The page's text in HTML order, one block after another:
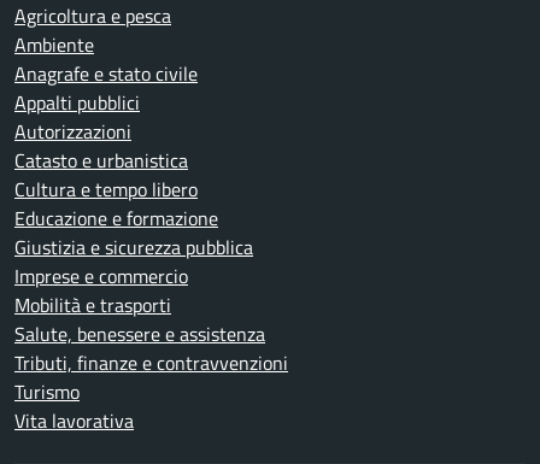
Agricoltura e pesca
Ambiente
Anagrafe e stato civile
Appalti pubblici
Autorizzazioni
Catasto e urbanistica
Cultura e tempo libero
Educazione e formazione
Giustizia e sicurezza pubblica
Imprese e commercio
Mobilità e trasporti
Salute, benessere e assistenza
Tributi, finanze e contravvenzioni
Turismo
Vita lavorativa